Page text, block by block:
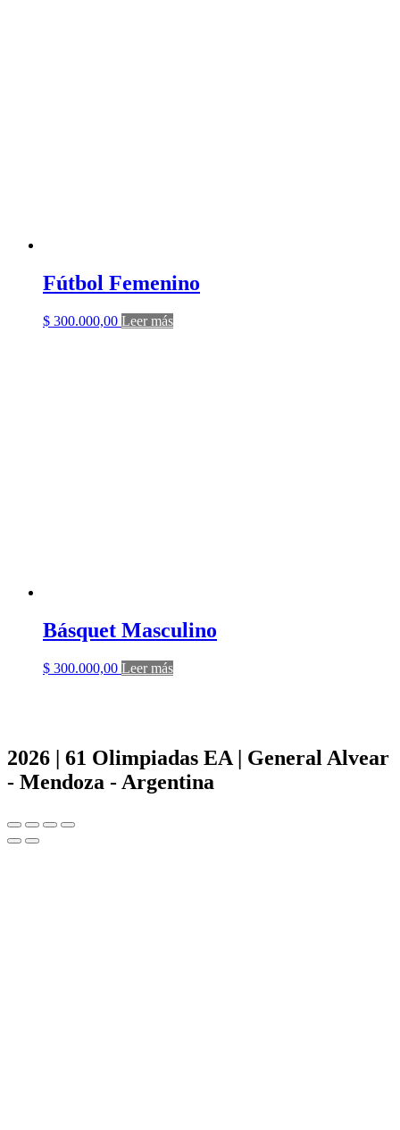
Fútbol Femenino
$ 300.000,00 Leer más
Básquet Masculino
$ 300.000,00 Leer más
2026 | 61 Olimpiadas EA | General Alvear
- Mendoza - Argentina